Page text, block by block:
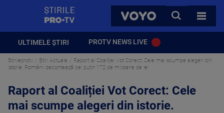
VOYO
CAUTA
TOATE
ULTIMELE ȘTIRI PROTV NEWS LIVE
Stirileprotv Știri Actuale
Raport al Coaliției Vot Corect: Cele mai scumpe alegeri din
istorie. Românii decontează cel puțin 172 de milioane de lei
Raport al Coaliției Vot Corect: Cele
mai scumpe alegeri din istorie.